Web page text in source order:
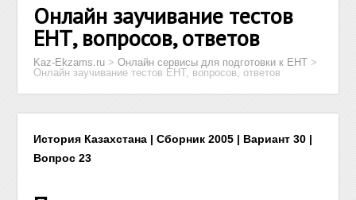
Онлайн заучивание тестов
ЕНТ, вопросов, ответов
Kaz-Ekzams.ru >Онлайн сервисы для подготовки к ЕНТ >
Онлайн заучивание тестов ЕНТ, вопросов, ответов
История Казахстана | Сборник 2005 | Вариант 30 |
Вопрос 23